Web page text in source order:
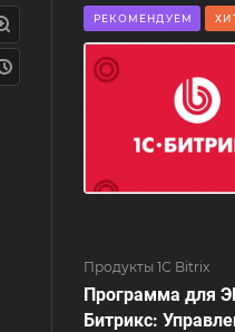
РЕКОМЕНДУЕМ
Продукты 1С Bitrix
Программа для
Битрикс: